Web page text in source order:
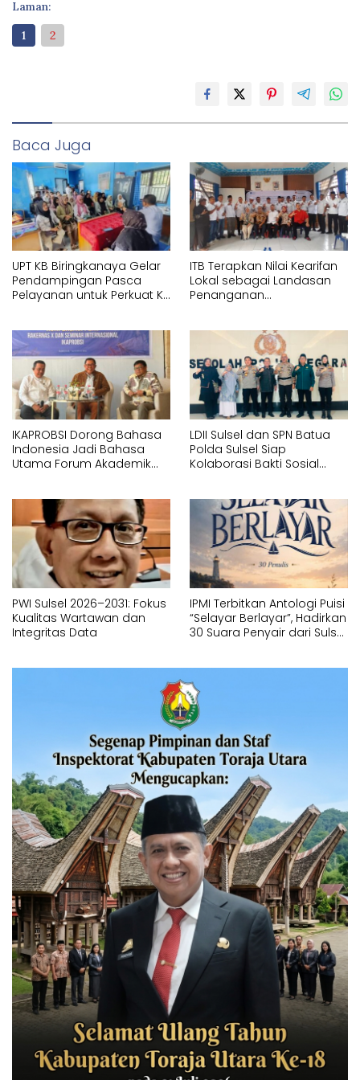
Laman:
1
2
Baca Juga
UPT KB Biringkanaya Gelar
Pendampingan Pasca
Pelayanan untuk Perkuat KB
ITB Terapkan Nilai Kearifan
Lokal sebagai Landasan
Penanganan
IKAPROBSI Dorong Bahasa
Indonesia Jadi Bahasa
Utama Forum Akademik
LDII Sulsel dan SPN Batua
Polda Sulsel Siap
Kolaborasi Bakti Sosial
PWI Sulsel 2026–2031: Fokus
Kualitas Wartawan dan
Integritas Data
IPMI Terbitkan Antologi Puisi
“Selayar Berlayar”, Hadirkan
30 Suara Penyair dari Sulsel